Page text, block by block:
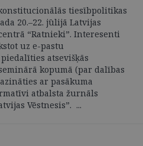
tiesībpolitikas
20.–22. jūlijā Latvijas
“Ratnieki”. Interesenti
uz e-pastu
atsevišķās
kopumā (par dalības
ar pasākuma
atbalsta žurnāls
Vēstnesis”. ...